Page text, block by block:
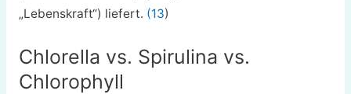
„Lebenskraft“) liefert. (13)
Chlorella vs. Spirulina vs.
Chlorophyll